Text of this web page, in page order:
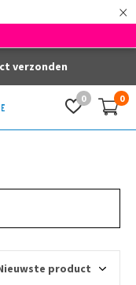
×
0 0
verzonden